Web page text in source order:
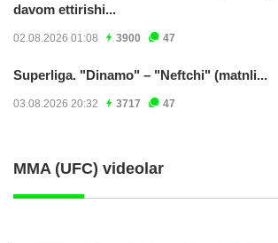
davom ettirishi...
02.08.2026 01:08 3900 47
Superliga. "Dinamo" – "Neftchi" (matnli...
03.08.2026 20:32 3717 47
MMA (UFC) videolar